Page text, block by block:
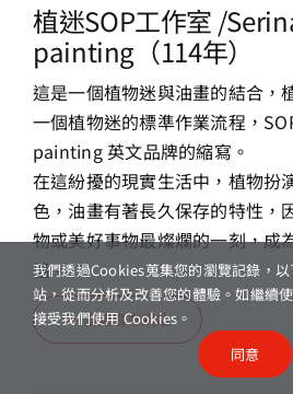
植迷SOP工作室 /
painting（114年）
這是一個植物迷與油畫的結合，
一個植物迷的標準作業流程，
painting 英文品牌的縮寫。
在這紛擾的現實生活中，植物扮
色，油畫有著長久保存的特性，
物或美好事物最燦爛的一刻，成
值。
瀏覽官方網站
我們透過Cookies蒐集您的瀏覽記錄，
站，從而分析及改善您的體驗。如繼續
接受我們使用 Cookies。
同意